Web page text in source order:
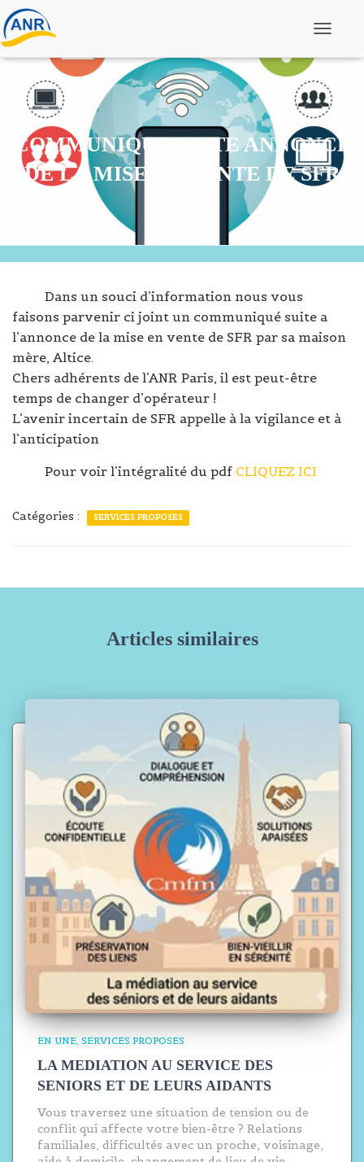
COMMUNIQUE SUITE ANNONCE
DE LA MISE EN VENTE DE SFR
Dans un souci d’information nous vous
faisons parvenir ci joint un communiqué suite a
l’annonce de la mise en vente de SFR par sa maison
mère, Altice.
Chers adhérents de l’ANR Paris, il est peut-être
temps de changer d’opérateur !
L’avenir incertain de SFR appelle à la vigilance et à
l’anticipation
Pour voir l’intégralité du pdf CLIQUEZ ICI
Catégories : SERVICES PROPOSES
Articles similaires
EN UNE SERVICES PROPOSES
LA MEDIATION AU SERVICE DES
SENIORS ET DE LEURS AIDANTS
Vous traversez une situation de tension ou de
conflit qui affecte votre bien-être ? Relations
familiales, difficultés avec un proche, voisinage,